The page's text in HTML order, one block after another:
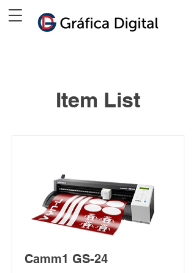
Item List
Camm1 GS-24